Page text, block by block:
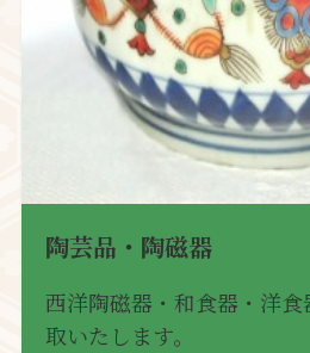
陶芸品・陶磁器
西洋陶磁器・和食器・洋
取いたします。